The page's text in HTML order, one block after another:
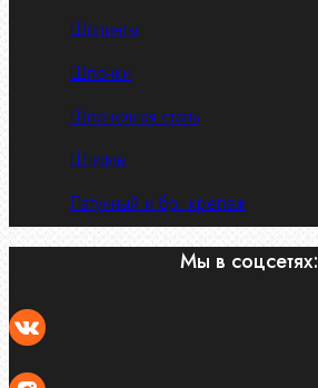
Шплинты
Шпонки
Шпоночная сталь
Штифты
Латунный и бр. крепеж
Мы в соцсетях: